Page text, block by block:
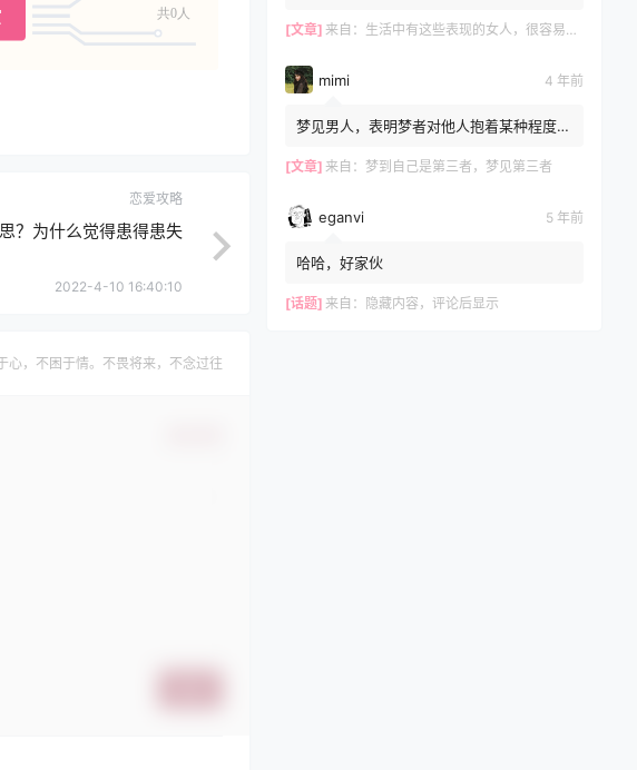
共0人
恋爱攻略
？为什么觉得患得患失
2022-4-10 16:40:10
心，不困于情。不畏将来，不念过往
[文章] 来自： 生活中有这些表现的女人，很容易和别人发生关系，再漂亮也别娶
mimi 4 年前
梦见男人，表明梦者对他人抱着某种程度的
[文章] 来自： 梦到自己是第三者，梦见第三者
eganvi 5 年前
哈哈，好家伙
[话题] 来自： 隐藏内容，评论后显示